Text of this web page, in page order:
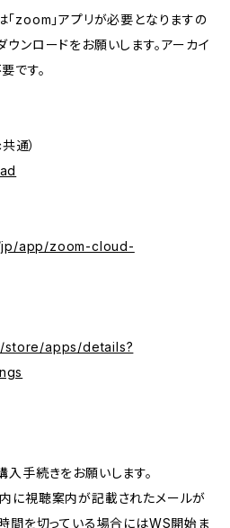
zoom」アプリが必要となりますの
ンロードをお願いします。アーカイ
です。
通）
app/zoom-cloud-
apps/details?
入手続きをお願いします。
に視聴案内が記載されたメールが
間を切っている場合にはWS開始ま